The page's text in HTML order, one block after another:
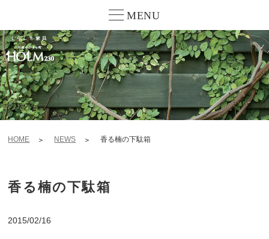
MENU
HOME NEWS 香る楠の下駄箱
香る楠の下駄箱
2015/02/16